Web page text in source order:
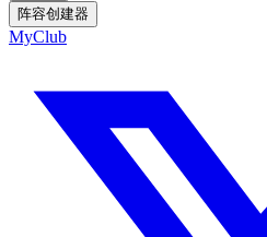
阵容创建器
MyClub